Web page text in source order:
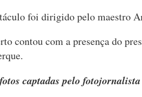
foi dirigido pelo maestro
contou com a presença do
captadas pelo